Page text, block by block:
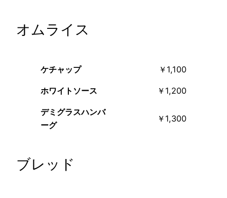
オムライス
ケチャップ ￥1,100
ホワイトソース ￥1,200
デミグラスハンバ
ーグ
￥1,300
ブレッド